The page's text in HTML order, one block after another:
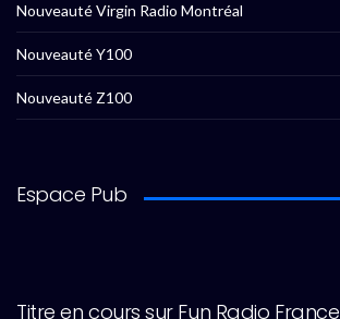
Nouveauté Virgin Radio Montréal
Nouveauté Y100
Nouveauté Z100
Espace Pub
Titre en cours sur Fun Radio France